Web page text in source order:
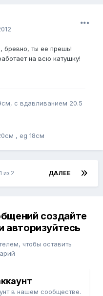
бревно, ты ее прешь!
на всю катушку!
с вдавливанием 20.5
, eg 18см
ДАЛЕЕ
из 2
создайте
авторизуйтесь
чтобы оставить
в нашем сообществе.